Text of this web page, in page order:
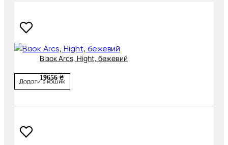
Візок Arcs, Hight, бежевий
19656 ₴
Додати в кошик